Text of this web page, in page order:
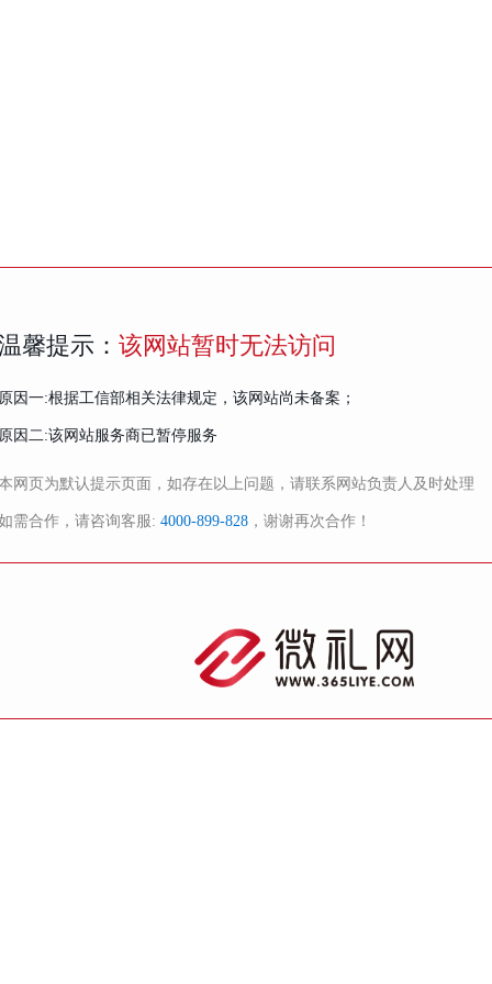
馨提示： 该网站暂时无法访问
因一:根据工信部相关法律规定，该网站尚未备案；
因二:该网站服务商已暂停服务
网页为默认提示页面，如存在以上问题，请联系网站负责人及时处理
需合作，请咨询客服: 4000-899-828 ，谢谢再次合作！